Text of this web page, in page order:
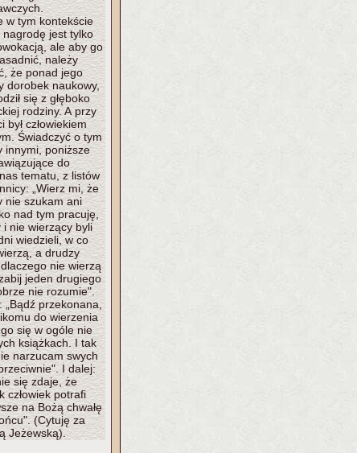
w tym kontekście
jest tylko
ale aby go
należy
że ponad jego
dorobek naukowy,
się z głęboko
rodziny. A przy
był człowiekiem
Świadczyć o tym
innymi, poniższe
do
tematu, z listów
„Wierz mi, że
nie szukam ani
nad tym pracuję,
nie wierzący byli
wiedzieli, w co
a drudzy
nie wierzą
jeden drugiego
nie rozumie".
„Bądź przekonana,
do wierzenia
się w ogóle nie
książkach. I tak
narzucam swych
I dalej:
się zdaje, że
człowiek potrafi
na Bożą chwałę
(Cytuję za
Jeżewską).